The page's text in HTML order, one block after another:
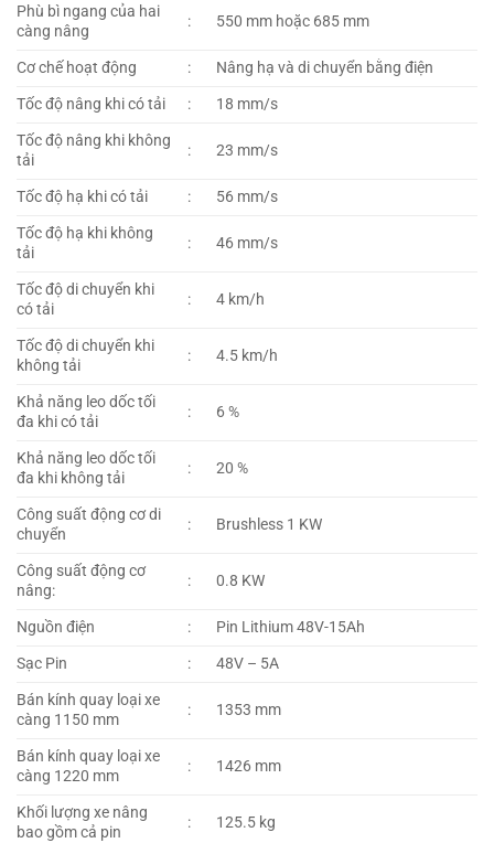
Phù bì ngang của hai
càng nâng
: 550 mm hoặc 685 mm
Cơ chế hoạt động :
Nâng hạ và di chuyển bằng điện
Tốc độ nâng khi có tải
:
18 mm/s
Tốc độ nâng khi không
tải
: 23 mm/s
Tốc độ hạ khi có tải :
56 mm/s
Tốc độ hạ khi không
tải
: 46 mm/s
Tốc độ di chuyển khi
có tải
: 4 km/h
Tốc độ di chuyển khi
không tải
: 4.5 km/h
Khả năng leo dốc tối
đa khi có tải
: 6 %
Khả năng leo dốc tối
đa khi không tải
: 20 %
Công suất động cơ di
chuyển
: Brushless 1 KW
Công suất động cơ
nâng:
: 0.8 KW
Nguồn điện :
Pin Lithium 48V-15Ah
Sạc Pin
:
48V – 5A
Bán kính quay loại xe
càng 1150 mm
: 1353 mm
Bán kính quay loại xe
càng 1220 mm
: 1426 mm
Khối lượng xe nâng
bao gồm cả pin
: 125.5 kg